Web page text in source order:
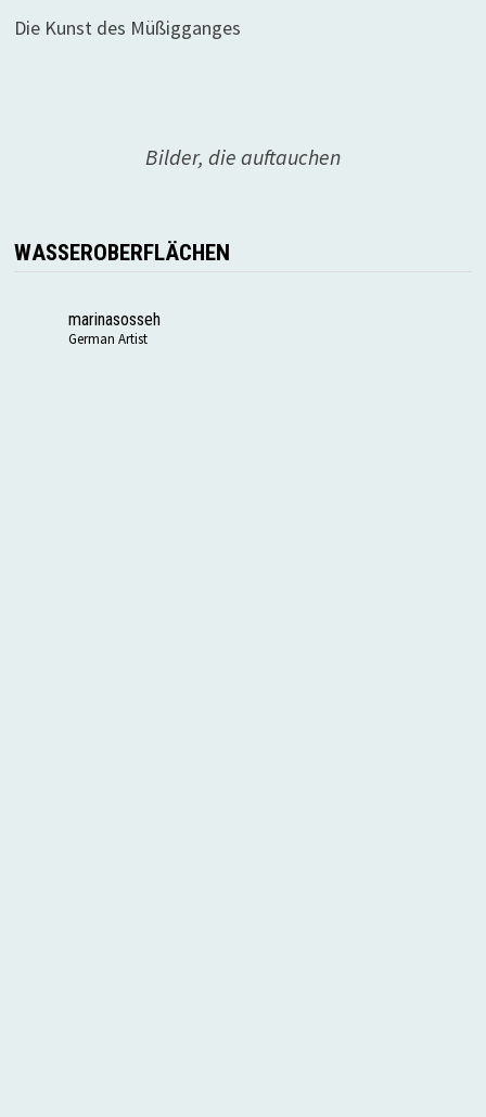
Die Kunst des Müßigganges
Bilder, die auftauchen
WASSEROBERFLÄCHEN
marinasosseh
German Artist